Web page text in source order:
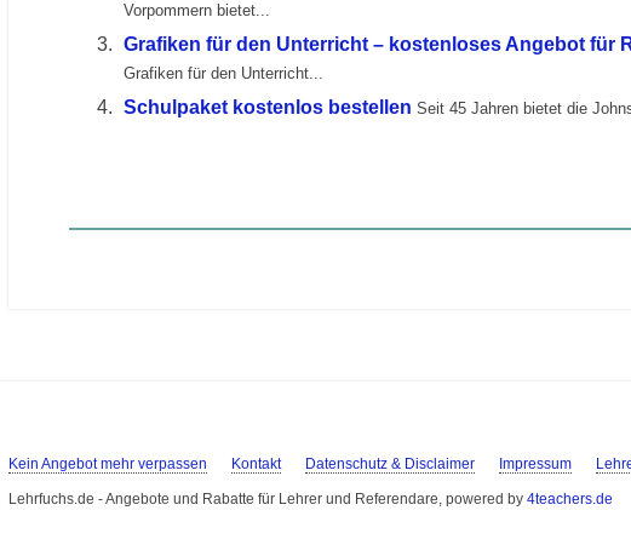
Vorpommern bietet...
Grafiken für den Unterricht – kostenloses Angebot für
Grafiken für den Unterricht...
Schulpaket kostenlos bestellen Seit 45 Jahren bietet die
Kein Angebot mehr verpassen Kontakt Datenschutz & Disclaimer Impressum
Lehrfuchs.de - Angebote und Rabatte für Lehrer und Referendare, powered by 4teachers.de